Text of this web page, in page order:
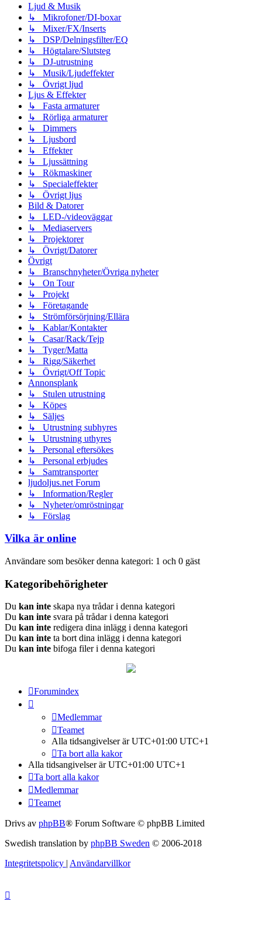
Ljud & Musik
↳ Mikrofoner/DI-boxar
↳ Mixer/FX/Inserts
↳ DSP/Delningsfilter/EQ
↳ Högtalare/Slutsteg
↳ DJ-utrustning
↳ Musik/Ljudeffekter
↳ Övrigt ljud
Ljus & Effekter
↳ Fasta armaturer
↳ Rörliga armaturer
↳ Dimmers
↳ Ljusbord
↳ Effekter
↳ Ljussättning
↳ Rökmaskiner
↳ Specialeffekter
↳ Övrigt ljus
Bild & Datorer
↳ LED-/videoväggar
↳ Mediaservers
↳ Projektorer
↳ Övrigt/Datorer
Övrigt
↳ Branschnyheter/Övriga nyheter
↳ On Tour
↳ Projekt
↳ Företagande
↳ Strömförsörjning/Ellära
↳ Kablar/Kontakter
↳ Casar/Rack/Tejp
↳ Tyger/Matta
↳ Rigg/Säkerhet
↳ Övrigt/Off Topic
Annonsplank
↳ Stulen utrustning
↳ Köpes
↳ Säljes
↳ Utrustning subhyres
↳ Utrustning uthyres
↳ Personal eftersökes
↳ Personal erbjudes
↳ Samtransporter
ljudoljus.net Forum
↳ Information/Regler
↳ Nyheter/omröstningar
↳ Förslag
Vilka är online
Användare som besöker denna kategori: 1 och 0 gäst
Kategoribehörigheter
Du kan inte skapa nya trådar i denna kategori
Du kan inte svara på trådar i denna kategori
Du kan inte redigera dina inlägg i denna kategori
Du kan inte ta bort dina inlägg i denna kategori
Du kan inte bifoga filer i denna kategori
Forumindex
Medlemmar
Teamet
Alla tidsangivelser är UTC+01:00 UTC+1
Ta bort alla kakor
Alla tidsangivelser är UTC+01:00 UTC+1
Ta bort alla kakor
Medlemmar
Teamet
Drivs av phpBB® Forum Software © phpBB Limited
Swedish translation by phpBB Sweden © 2006-2018
Integritetspolicy Användarvillkor